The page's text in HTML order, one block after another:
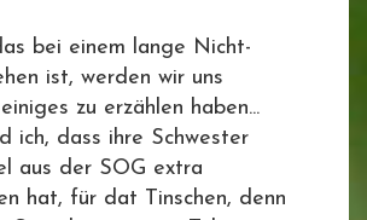
bei einem lange Nicht-
ist, werden wir uns
zu erzählen haben...
ich, dass ihre Schwester
aus der SOG extra
hat, für dat Tinschen, denn